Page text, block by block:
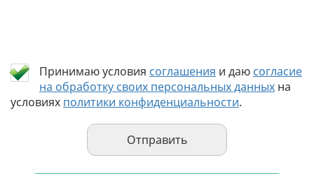
Принимаю условия соглашения и даю согласие
на обработку своих персональных данных на
условиях политики конфиденциальности.